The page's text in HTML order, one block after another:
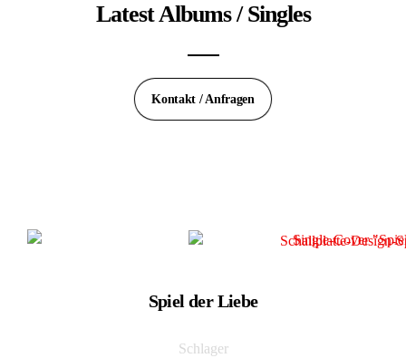
Latest Albums / Singles
Kontakt / Anfragen
Spiel der Liebe
Schlager